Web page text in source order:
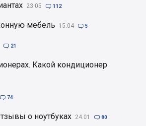
23.05  112
мебель 15.04  5
 21
Какой кондиционер
 74
о ноутбуках 24.01  80